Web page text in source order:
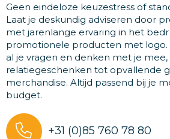
Geen eindeloze keuzestress of
Laat je deskundig adviseren door
met jarenlange ervaring in het
promotionele producten met
al je vragen en denken met je
relatiegeschenken tot opvallende
merchandise. Altijd passend bij je
budget.
+31 (0)85 760 78 80